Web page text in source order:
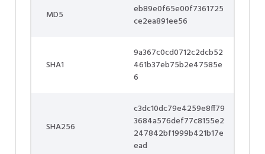
MD5
eb89e0f65e00f7361725
ce2ea891ee56
SHA1
9a367c0cd0712c2dcb52
461b37eb75b2e47585e
6
SHA256
c3dc10dc79e4259e8ff79
3684a576def77c8155e2
247842bf1999b421b17e
ead